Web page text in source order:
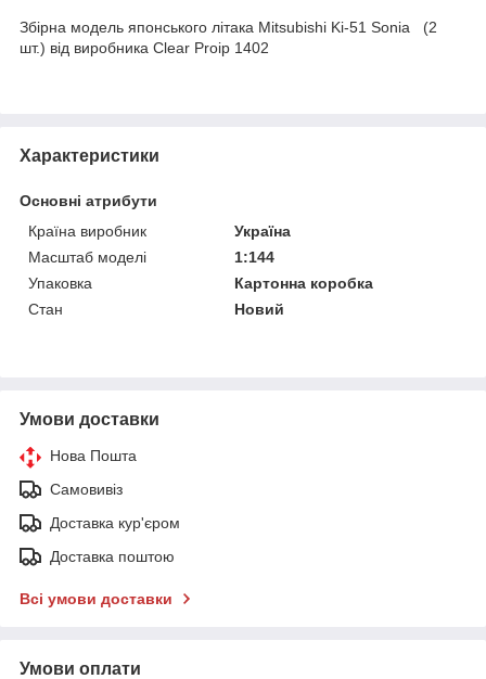
Збірна модель японського літака Mitsubishi Ki-51 Sonia (2
шт.) від виробника Clear Proip 1402
Характеристики
Основні атрибути
Країна виробник
Україна
Масштаб моделі
1:144
Упаковка
Картонна коробка
Стан
Новий
Умови доставки
Нова Пошта
Самовивіз
Доставка кур'єром
Доставка поштою
Всі умови доставки
Умови оплати